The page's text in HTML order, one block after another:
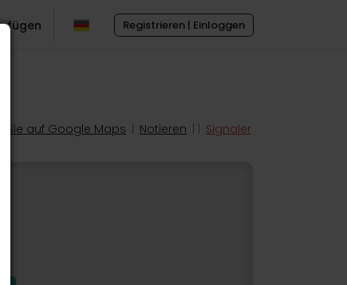
Registrieren | Einloggen
Sie auf Google Maps Notieren Signaler